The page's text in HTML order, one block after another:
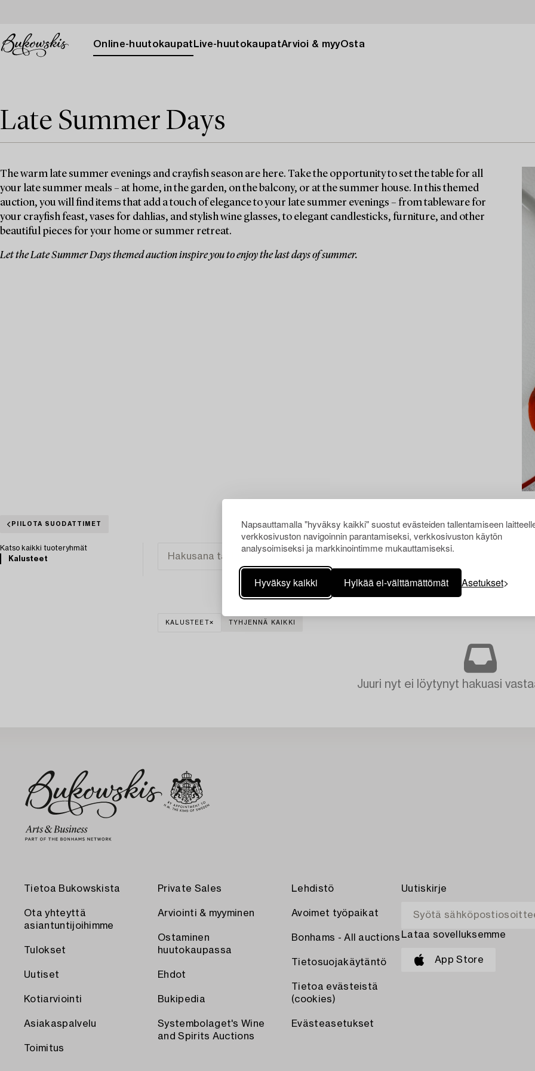
Napsauttamalla "hyväksy kaikki" suostut evästeiden tallentamiseen
verkkosivuston navigoinnin parantamiseksi, verkkosivuston käytön
analysoimiseksi ja markkinointimme mukauttamiseksi.
Hyväksy kaikki Hylkää ei-välttämättömät Asetukset
Online-huutokaupat Live-huutokaupatArvioi & myyOsta
Late Summer Days
The warm late summer evenings and crayfish season are here. Take the opportunity to set the table for all
your late summer meals – at home, in the garden, on the balcony, or at the summer house. In this themed
auction, you will find items that add a touch of elegance to your late summer evenings – from tableware for
your crayfish feast, vases for dahlias, and stylish wine glasses, to elegant candlesticks, furniture, and other
beautiful pieces for your home or summer retreat.
Let the Late Summer Days themed auction inspire you to enjoy the last days of summer.
PIILOTA SUODATTIMET
Katso kaikki tuoteryhmät
Kalusteet
KALUSTEET TYHJENNÄ KAIKKI
Juuri nyt ei löytynyt hakuasi
Tietoa Bukowskista
Ota yhteyttä
asiantuntijoihimme
Tulokset
Uutiset
Kotiarviointi
Asiakaspalvelu
Toimitus
Private Sales
Arviointi & myyminen
Ostaminen
huutokaupassa
Ehdot
Bukipedia
Systembolaget's Wine
and Spirits Auctions
Lehdistö
Avoimet työpaikat
Bonhams - All auctions
Tietosuojakäytäntö
Tietoa evästeistä
(cookies)
Evästeasetukset
Uutiskirje
Lataa sovelluksemme
App Store